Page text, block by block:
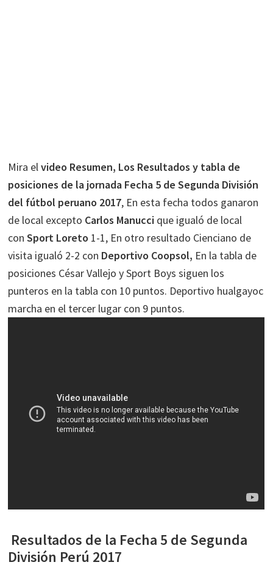
Mira elvideo Resumen, Los Resultados y tabla de
posiciones de la jornada Fecha 5 de Segunda División
del fútbol peruano 2017, En esta fecha todos ganaron
de local excepto Carlos Manucci que igualó de local
conSport Loreto 1-1, En otro resultado Cienciano de
visita igualó 2-2 con Deportivo Coopsol, En la tabla de
posiciones César Vallejo y Sport Boys siguen los
punteros en la tabla con 10 puntos. Deportivo hualgayoc
marcha en el tercer lugar con 9 puntos.
Resultados de la Fecha 5 de Segunda
División Perú 2017